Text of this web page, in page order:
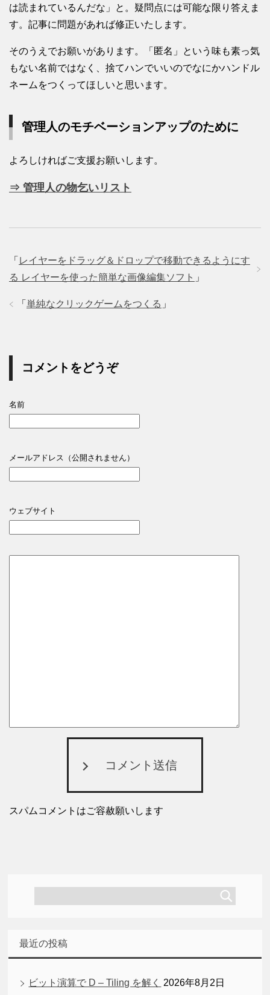
は読まれているんだな」と。疑問点には可能な限り答えま
す。記事に問題があれば修正いたします。
そのうえでお願いがあります。「匿名」という味も素っ気
もない名前ではなく、捨てハンでいいのでなにかハンドル
ネームをつくってほしいと思います。
管理人のモチベーションアップのために
よろしければご支援お願いします。
⇒ 管理人の物乞いリスト
「 レイヤーをドラッグ＆ドロップで移動できるようにす
る レイヤーを使った簡単な画像編集ソフト 」
「 単純なクリックゲームをつくる 」
コメントをどうぞ
名前
メールアドレス（公開されません）
ウェブサイト
コメント送信
スパムコメントはご容赦願いします
最近の投稿
ビット演算で D – Tiling を解く 2026年8月2日